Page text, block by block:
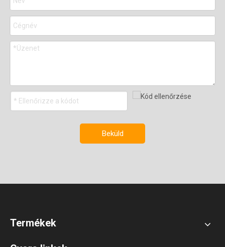
Beküld
Termékek